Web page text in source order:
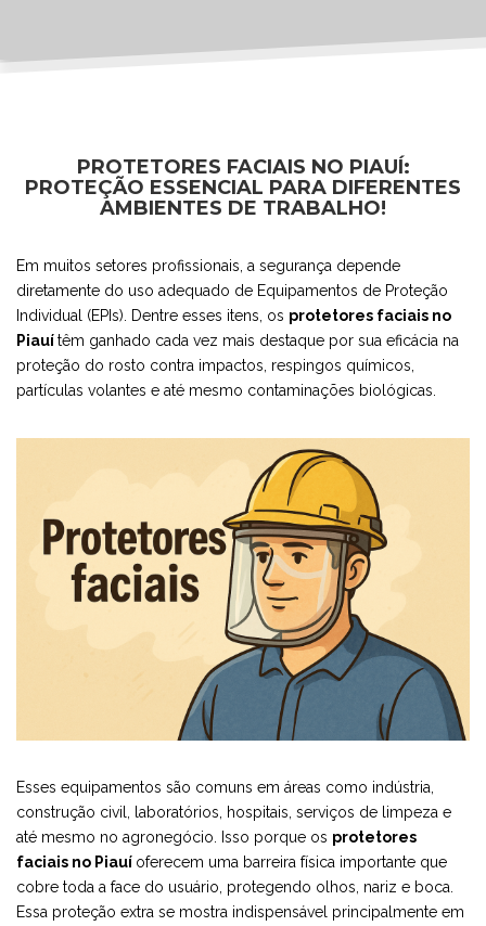
PROTETORES FACIAIS NO PIAUÍ:
PROTEÇÃO ESSENCIAL PARA DIFERENTES
AMBIENTES DE TRABALHO!
Em muitos setores profissionais, a segurança depende
diretamente do uso adequado de Equipamentos de Proteção
Individual (EPIs). Dentre esses itens, os protetores faciais no
Piauítêm ganhado cada vez mais destaque por sua eficácia na
proteção do rosto contra impactos, respingos químicos,
partículas volantes e até mesmo contaminações biológicas.
Esses equipamentos são comuns em áreas como indústria,
construção civil, laboratórios, hospitais, serviços de limpeza e
até mesmo no agronegócio. Isso porque os protetores
faciais no Piauí oferecem uma barreira física importante que
cobre toda a face do usuário, protegendo olhos, nariz e boca.
Essa proteção extra se mostra indispensável principalmente em